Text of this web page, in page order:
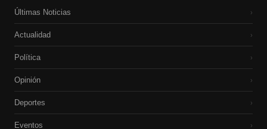
Últimas Noticias ›
Actualidad ›
Política ›
Opinión ›
Deportes ›
Eventos ›